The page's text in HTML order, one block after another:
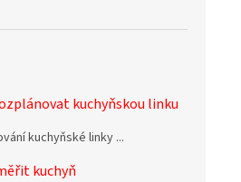
kuchyňskou linku
kuchyňské linky ...
kuchyň